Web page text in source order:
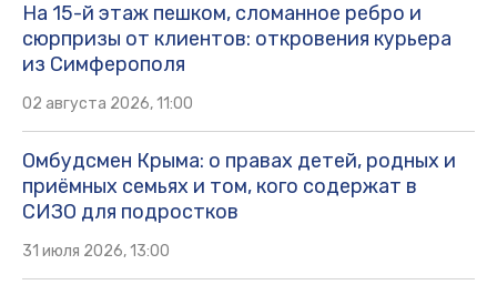
На 15-й этаж пешком, сломанное ребро и
сюрпризы от клиентов: откровения курьера
из Симферополя
02 августа 2026, 11:00
Омбудсмен Крыма: о правах детей, родных и
приёмных семьях и том, кого содержат в
СИЗО для подростков
31 июля 2026, 13:00